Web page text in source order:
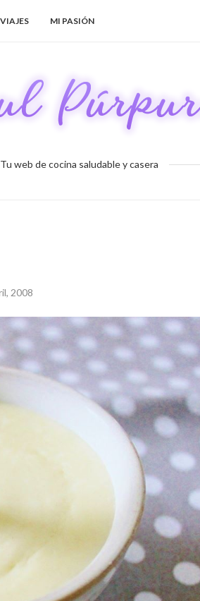
VIAJES MI PASIÓN
Tu web de cocina saludable y casera
2008